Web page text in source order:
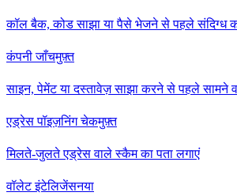
कॉल बैक, कोड साझा या पैसे भेजने से पहले संदिग्ध
कंपनी जाँचमुफ़्त
साइन, पेमेंट या दस्तावेज़ साझा करने से पहले सामने
एड्रेस पॉइज़निंग चेकमुफ़्त
मिलते-जुलते एड्रेस वाले स्कैम का पता लगाएं
वॉलेट इंटेलिजेंसनया